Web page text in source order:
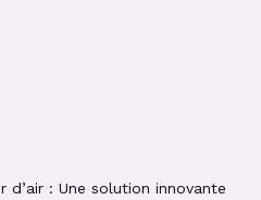
d’air : Une solution innovante